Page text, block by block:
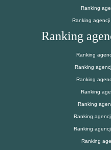
Ranking
Ranking
Ranking
Ranking
Ranking
Ranking
Ranking
Ranking
Ranking
Ranking
Ranking